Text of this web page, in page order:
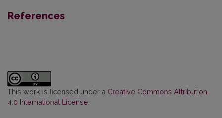
References
This work is licensed under a Creative Commons Attribution
4.0 International License